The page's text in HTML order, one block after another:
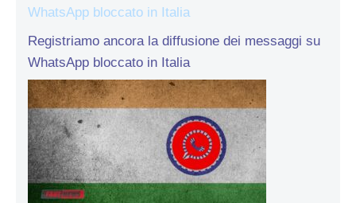
WhatsApp bloccato in Italia
Registriamo ancora la diffusione dei messaggi su
WhatsApp bloccato in Italia